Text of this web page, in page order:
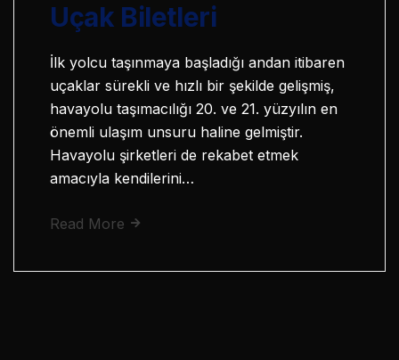
Uçak Biletleri
İlk yolcu taşınmaya başladığı andan itibaren
uçaklar sürekli ve hızlı bir şekilde gelişmiş,
havayolu taşımacılığı 20. ve 21. yüzyılın en
önemli ulaşım unsuru haline gelmiştir.
Havayolu şirketleri de rekabet etmek
amacıyla kendilerini…
Read More